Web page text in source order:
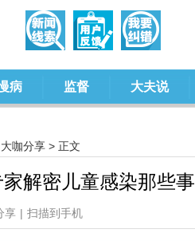
病 监督 大夫说
大咖分享 > 正文
解密儿童感染那些事
享 | 扫描到手机